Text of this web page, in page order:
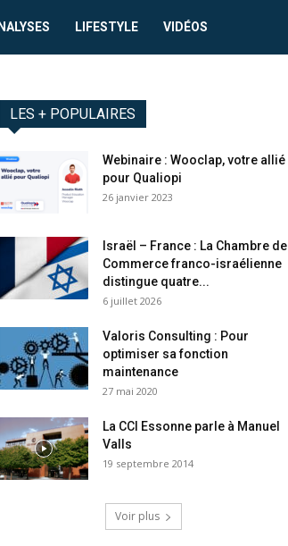
LIFESTYLE VIDÉOS
LES + POPULAIRES
Webinaire : Wooclap, votre allié
pour Qualiopi
26 janvier 2023
Israël – France : La Chambre de
Commerce franco-israélienne
distingue quatre...
6 juillet 2026
Valoris Consulting : Pour
optimiser sa fonction
maintenance
27 mai 2020
La CCI Essonne parle à Manuel
Valls
19 septembre 2014
Voir plus